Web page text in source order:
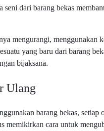
dari barang bekas
mengurangi, menggunakan
yang baru dari barang
bijaksana.
Ulang
barang bekas, setiap
memikirkan cara untuk